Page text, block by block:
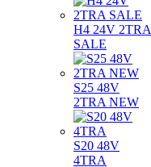
H4 24V 2TRA
SALE
S25 48V
2TRA NEW
S20 48V
4TRA